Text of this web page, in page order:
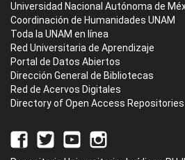
Universidad Nacional Autónoma de
Coordinación de Humanidades UNAM
Toda la UNAM en línea
Red Universitaria de Aprendizaje
Portal de Datos Abiertos
Dirección General de Bibliotecas
Red de Acervos Digitales
Directory of Open Access Repositories